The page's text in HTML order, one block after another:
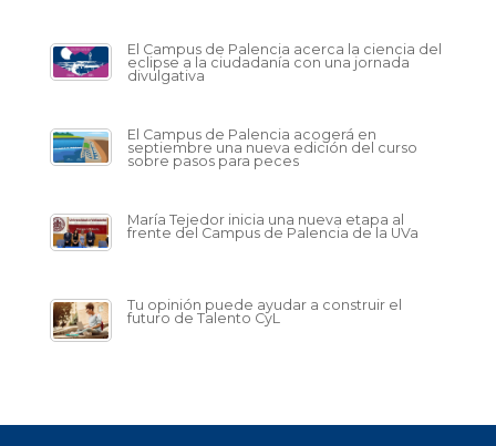
El Campus de Palencia acerca la ciencia del
eclipse a la ciudadanía con una jornada
divulgativa
El Campus de Palencia acogerá en
septiembre una nueva edición del curso
sobre pasos para peces
María Tejedor inicia una nueva etapa al
frente del Campus de Palencia de la UVa
Tu opinión puede ayudar a construir el
futuro de Talento CyL